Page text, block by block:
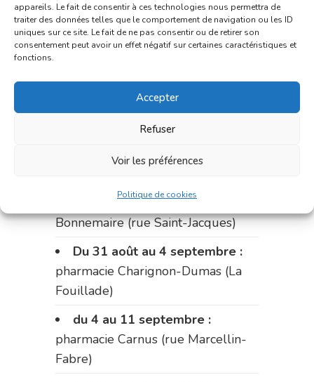
appareils. Le fait de consentir à ces technologies nous permettra de
traiter des données telles que le comportement de navigation ou les ID
uniques sur ce site. Le fait de ne pas consentir ou de retirer son
consentement peut avoir un effet négatif sur certaines caractéristiques et
fonctions.
Accepter
Refuser
Voir les préférences
Politique de cookies
du marché (2 allées Aristide
Briand)
du 17 au 21 août :
Palobart (Laguépie)
du 21 au 28 août :
du 28 au 31 août :pharmacie
Bonnemaire (rue Saint-Jacques)
Du 31 août au 4 septembre :
pharmacie Charignon-Dumas (La
Fouillade)
du 4 au 11 septembre :
pharmacie Carnus (rue Marcellin-
Fabre)